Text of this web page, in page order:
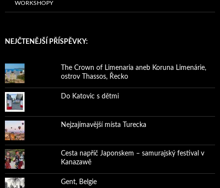
WORKSHOPY
NEJČTENĚJŠÍ PŘÍSPĚVKY:
The Crown of Limenaria aneb Koruna Limenárie,
ostrov Thassos, Řecko
Do Katovic s dětmi
Nejzajímavější místa Turecka
Cesta napříč Japonskem – samurajský festival v
Kanazawě
Gent, Belgie